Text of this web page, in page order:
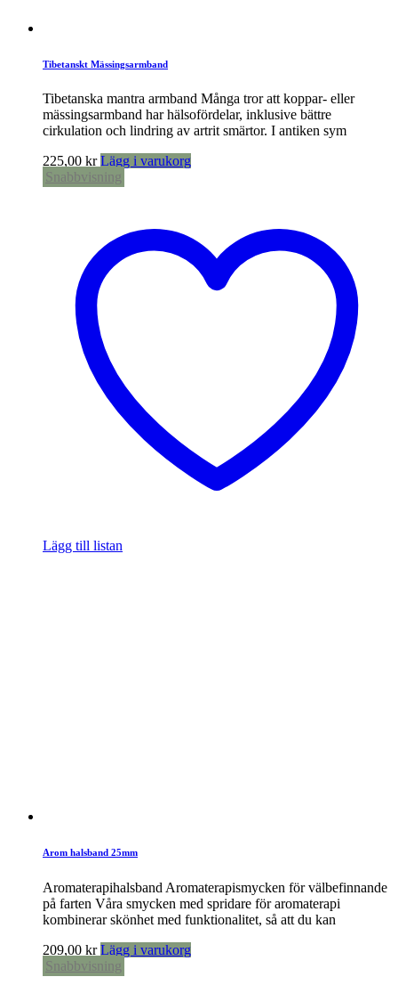
Tibetanskt Mässingsarmband
Tibetanska mantra armband Många tror att koppar- eller
mässingsarmband har hälsofördelar, inklusive bättre
cirkulation och lindring av artrit smärtor. I antiken sym
225,00 kr Lägg i varukorg
Snabbvisning
Lägg till listan
Arom halsband 25mm
Aromaterapihalsband Aromaterapismycken för välbefinnande
på farten Våra smycken med spridare för aromaterapi
kombinerar skönhet med funktionalitet, så att du kan
209,00 kr Lägg i varukorg
Snabbvisning